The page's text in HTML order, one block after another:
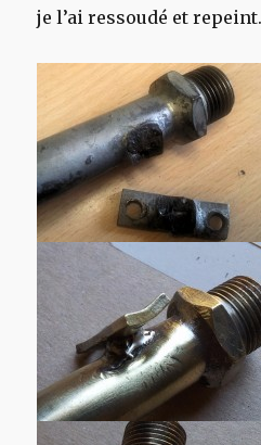
je l’ai ressoudé et repeint.